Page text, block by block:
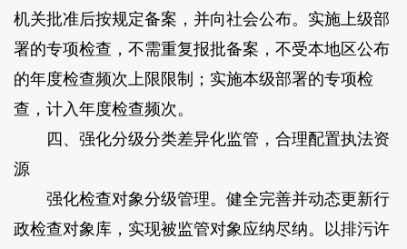
机关批准后按规定备案，并向社会公布。实施上级部
署的专项检查，不需重复报批备案，不受本地区公布
的年度检查频次上限限制；实施本级部署的专项检
查，计入年度检查频次。
四、强化分级分类差异化监管，合理配置执法资
源
强化检查对象分级管理。健全完善并动态更新行
政检查对象库，实现被监管对象应纳尽纳。以排污许